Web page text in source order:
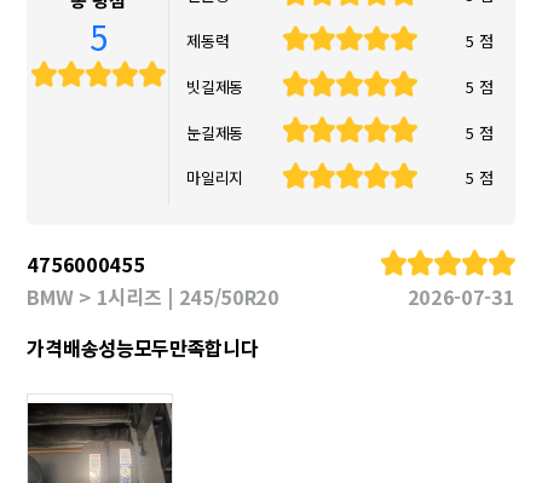
5
제동력
5 점
빗길제동
5 점
눈길제동
5 점
마일리지
5 점
4756000455
BMW > 1시리즈 | 245/50R20
2026-07-31
가격배송성능모두만족합니다